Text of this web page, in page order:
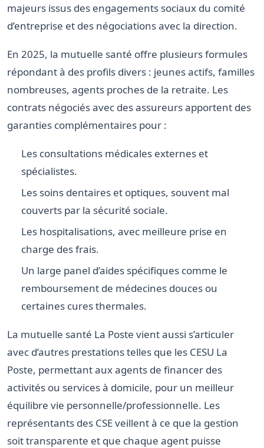
majeurs issus des engagements sociaux du comité
d’entreprise et des négociations avec la direction.
En 2025, la mutuelle santé offre plusieurs formules
répondant à des profils divers : jeunes actifs, familles
nombreuses, agents proches de la retraite. Les
contrats négociés avec des assureurs apportent des
garanties complémentaires pour :
Les consultations médicales externes et
spécialistes.
Les soins dentaires et optiques, souvent mal
couverts par la sécurité sociale.
Les hospitalisations, avec meilleure prise en
charge des frais.
Un large panel d’aides spécifiques comme le
remboursement de médecines douces ou
certaines cures thermales.
La mutuelle santé La Poste vient aussi s’articuler
avec d’autres prestations telles que les CESU La
Poste, permettant aux agents de financer des
activités ou services à domicile, pour un meilleur
équilibre vie personnelle/professionnelle. Les
représentants des CSE veillent à ce que la gestion
soit transparente et que chaque agent puisse